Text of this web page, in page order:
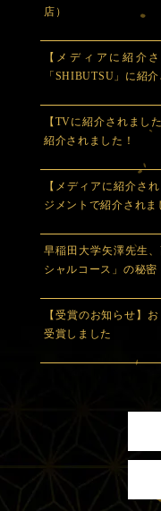
店）
【メディアに紹介
「SHIBUTSU」に紹
【TVに紹介されまし
紹介されました！
【メディアに紹介さ
ジメントで紹介されま
早稲田大学矢澤先生
シャルコース」の秘密
【受賞のお知らせ】
受賞しました